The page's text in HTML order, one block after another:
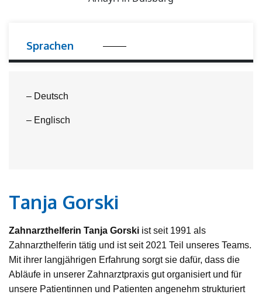
Sprachen
– Deutsch
– Englisch
Tanja Gorski
Zahnarzthelferin Tanja Gorski ist seit 1991 als
Zahnarzthelferin tätig und ist seit 2021 Teil unseres Teams.
Mit ihrer langjährigen Erfahrung sorgt sie dafür, dass die
Abläufe in unserer Zahnarztpraxis gut organisiert und für
unsere Patientinnen und Patienten angenehm strukturiert